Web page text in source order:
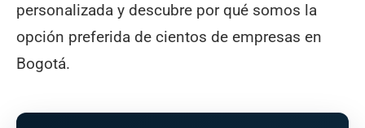
personalizada y descubre por qué somos la
opción preferida de cientos de empresas en
Bogotá.